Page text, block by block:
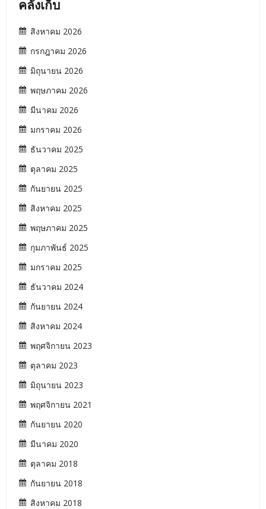
คลังเก็บ
สิงหาคม 2026
กรกฎาคม 2026
มิถุนายน 2026
พฤษภาคม 2026
มีนาคม 2026
มกราคม 2026
ธันวาคม 2025
ตุลาคม 2025
กันยายน 2025
สิงหาคม 2025
พฤษภาคม 2025
กุมภาพันธ์ 2025
มกราคม 2025
ธันวาคม 2024
กันยายน 2024
สิงหาคม 2024
พฤศจิกายน 2023
ตุลาคม 2023
มิถุนายน 2023
พฤศจิกายน 2021
กันยายน 2020
มีนาคม 2020
ตุลาคม 2018
กันยายน 2018
สิงหาคม 2018